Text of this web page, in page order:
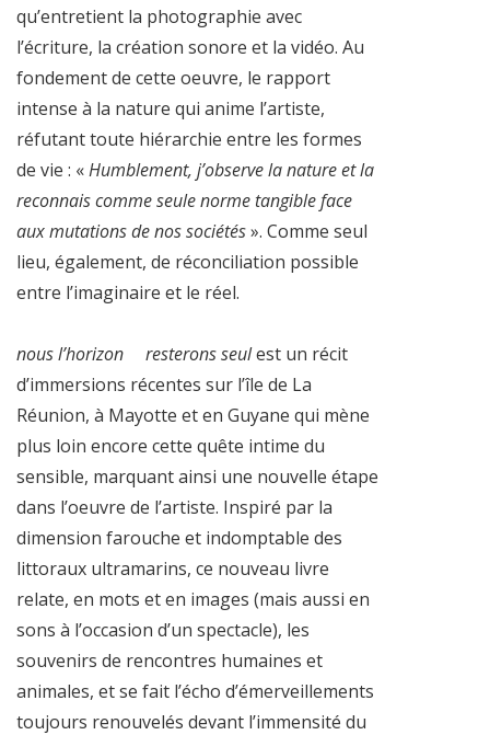
qu’entretient la photographie avec
l’écriture, la création sonore et la vidéo. Au
fondement de cette oeuvre, le rapport
intense à la nature qui anime l’artiste,
réfutant toute hiérarchie entre les formes
de vie : «Humblement, j’observe la nature et la
reconnais comme seule norme tangible face
aux mutations de nos sociétés». Comme seul
lieu, également, de réconciliation possible
entre l’imaginaire et le réel.
nous l’horizon resterons seulest un récit
d’immersions récentes sur l’île de La
Réunion, à Mayotte et en Guyane qui mène
plus loin encore cette quête intime du
sensible, marquant ainsi une nouvelle étape
dans l’oeuvre de l’artiste. Inspiré par la
dimension farouche et indomptable des
littoraux ultramarins, ce nouveau livre
relate, en mots et en images (mais aussi en
sons à l’occasion d’un spectacle), les
souvenirs de rencontres humaines et
animales, et se fait l’écho d’émerveillements
toujours renouvelés devant l’immensité du